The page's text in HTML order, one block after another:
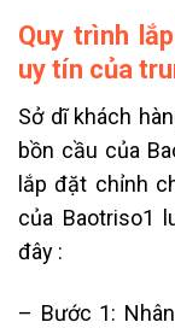
Quy trình
uy tín của
Sở dĩ khách
bồn cầu của
lắp đặt chỉnh
của Baotriso1
đây :
– Bước 1: